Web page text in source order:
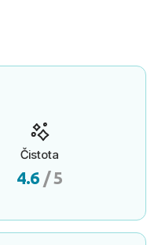
Čistota
4.6 / 5